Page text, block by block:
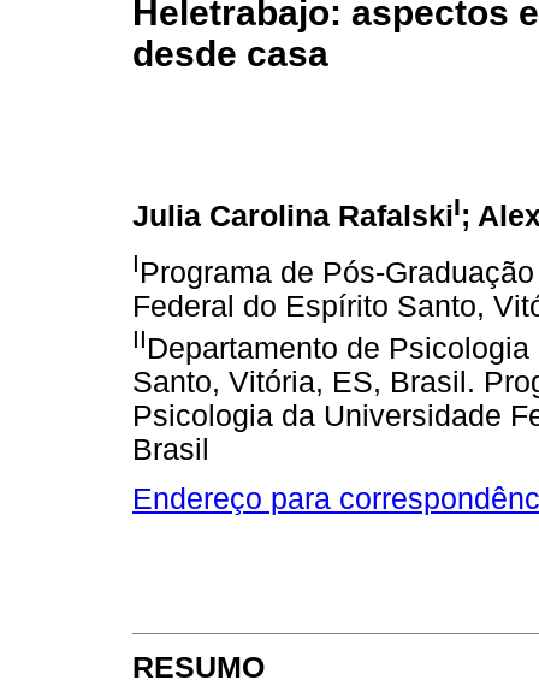
Heletrabajo: aspectos
desde casa
Julia Carolina RafalskiI;
IPrograma de Pós-
Federal do Espírito Santo,
IIDepartamento de
Santo, Vitória, ES, Brasil.
Psicologia da Universidade
Brasil
Endereço para
RESUMO